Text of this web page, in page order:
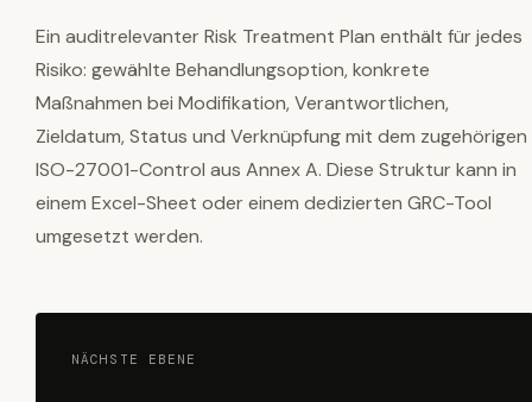
Ein auditrelevanter Risk Treatment Plan enthält für jedes
Risiko: gewählte Behandlungsoption, konkrete
Maßnahmen bei Modifikation, Verantwortlichen,
Zieldatum, Status und Verknüpfung mit dem zugehörigen
ISO-27001-Control aus Annex A. Diese Struktur kann in
einem Excel-Sheet oder einem dedizierten GRC-Tool
umgesetzt werden.
NÄCHSTE EBENE